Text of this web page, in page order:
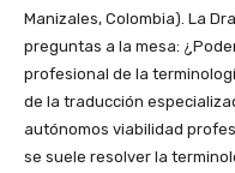
Manizales, Colombia). La
preguntas a la mesa:
profesional de la
de la traducción
autónomos viabilidad
se suele resolver la